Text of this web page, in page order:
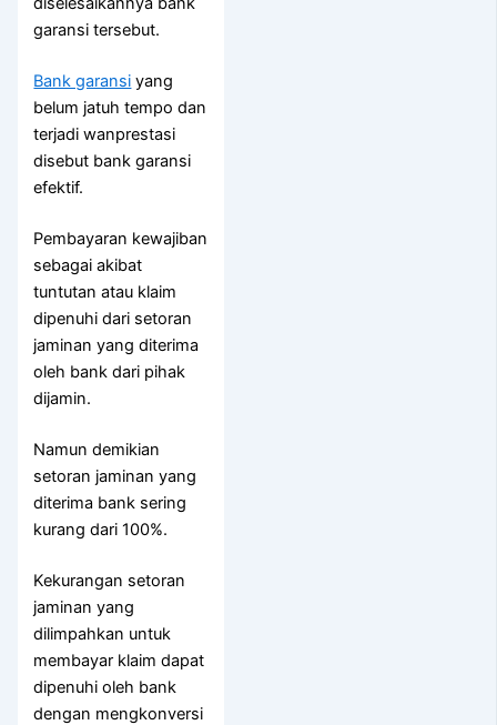
garansi tersebut.
Bank garansi yang
belum jatuh tempo dan
terjadi wanprestasi
disebut bank garansi
efektif.
Pembayaran kewajiban
sebagai akibat
tuntutan atau klaim
dipenuhi dari setoran
jaminan yang diterima
oleh bank dari pihak
dijamin.
Namun demikian
setoran jaminan yang
diterima bank sering
kurang dari 100%.
Kekurangan setoran
jaminan yang
dilimpahkan untuk
membayar klaim dapat
dipenuhi oleh bank
dengan mengkonversi